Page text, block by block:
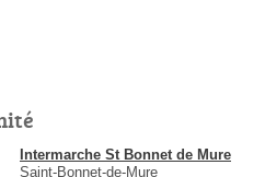
Intermarche St Bonnet de Mure
Saint-Bonnet-de-Mure